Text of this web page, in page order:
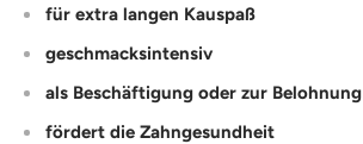
für extra langen Kauspaß
geschmacksintensiv
als Beschäftigung oder zur Belohnung
fördert die Zahngesundheit